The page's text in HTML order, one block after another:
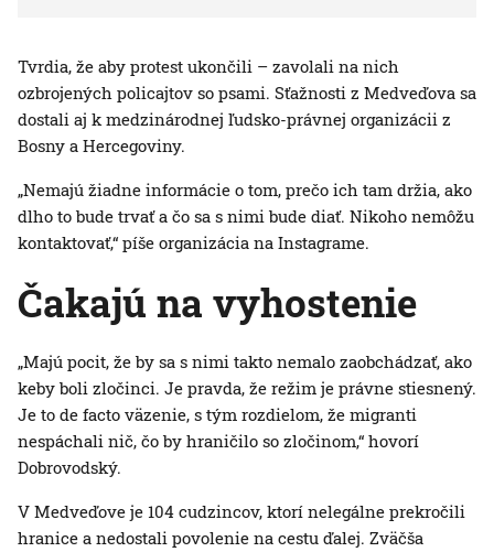
Tvrdia, že aby protest ukončili – zavolali na nich
ozbrojených policajtov so psami. Sťažnosti z Medveďova sa
dostali aj k medzinárodnej ľudsko-právnej organizácii z
Bosny a Hercegoviny.
„Nemajú žiadne informácie o tom, prečo ich tam držia, ako
dlho to bude trvať a čo sa s nimi bude diať. Nikoho nemôžu
kontaktovať,“ píše organizácia na Instagrame.
Čakajú na vyhostenie
„Majú pocit, že by sa s nimi takto nemalo zaobchádzať, ako
keby boli zločinci. Je pravda, že režim je právne stiesnený.
Je to de facto väzenie, s tým rozdielom, že migranti
nespáchali nič, čo by hraničilo so zločinom,“ hovorí
Dobrovodský.
V Medveďove je 104 cudzincov, ktorí nelegálne prekročili
hranice a nedostali povolenie na cestu ďalej. Zväčša